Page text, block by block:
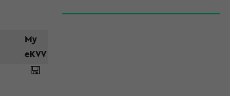
My
eKVV